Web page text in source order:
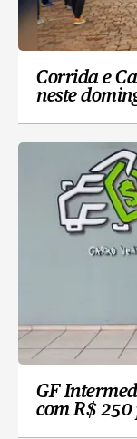
Corrida e
neste
GF
com R$